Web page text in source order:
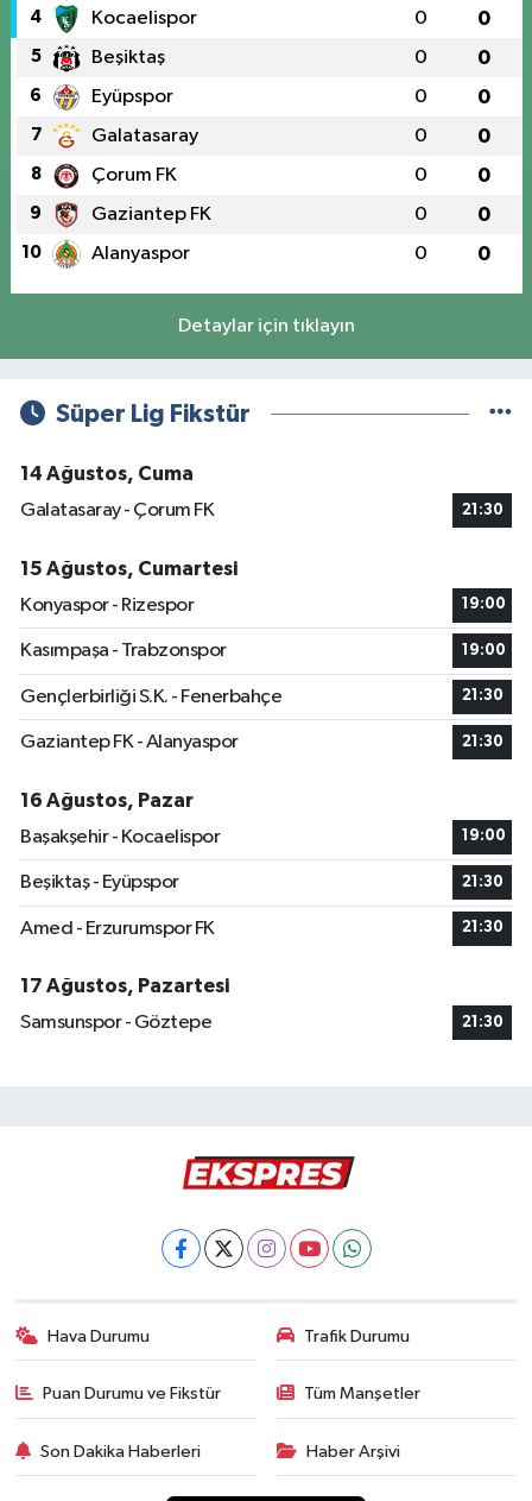
4 Kocaelispor 0 0
5 Beşiktaş 0 0
6 Eyüpspor 0 0
7 Galatasaray 0 0
8 Çorum FK 0 0
9 Gaziantep FK 0 0
10 Alanyaspor 0 0
Detaylar için tıklayın
Süper Lig Fikstür
14 Ağustos, Cuma
Galatasaray - Çorum FK
21:30
15 Ağustos, Cumartesi
Konyaspor - Rizespor
19:00
Kasımpaşa - Trabzonspor 19:00
Gençlerbirliği S.K. - Fenerbahçe 21:30
Gaziantep FK - Alanyaspor 21:30
16 Ağustos, Pazar
Başakşehir - Kocaelispor
19:00
Beşiktaş - Eyüpspor 21:30
Amed - Erzurumspor FK 21:30
17 Ağustos, Pazartesi
Samsunspor - Göztepe
21:30
Hava Durumu Trafik Durumu
Puan Durumu ve Fikstür Tüm Manşetler
Son Dakika Haberleri Haber Arşivi